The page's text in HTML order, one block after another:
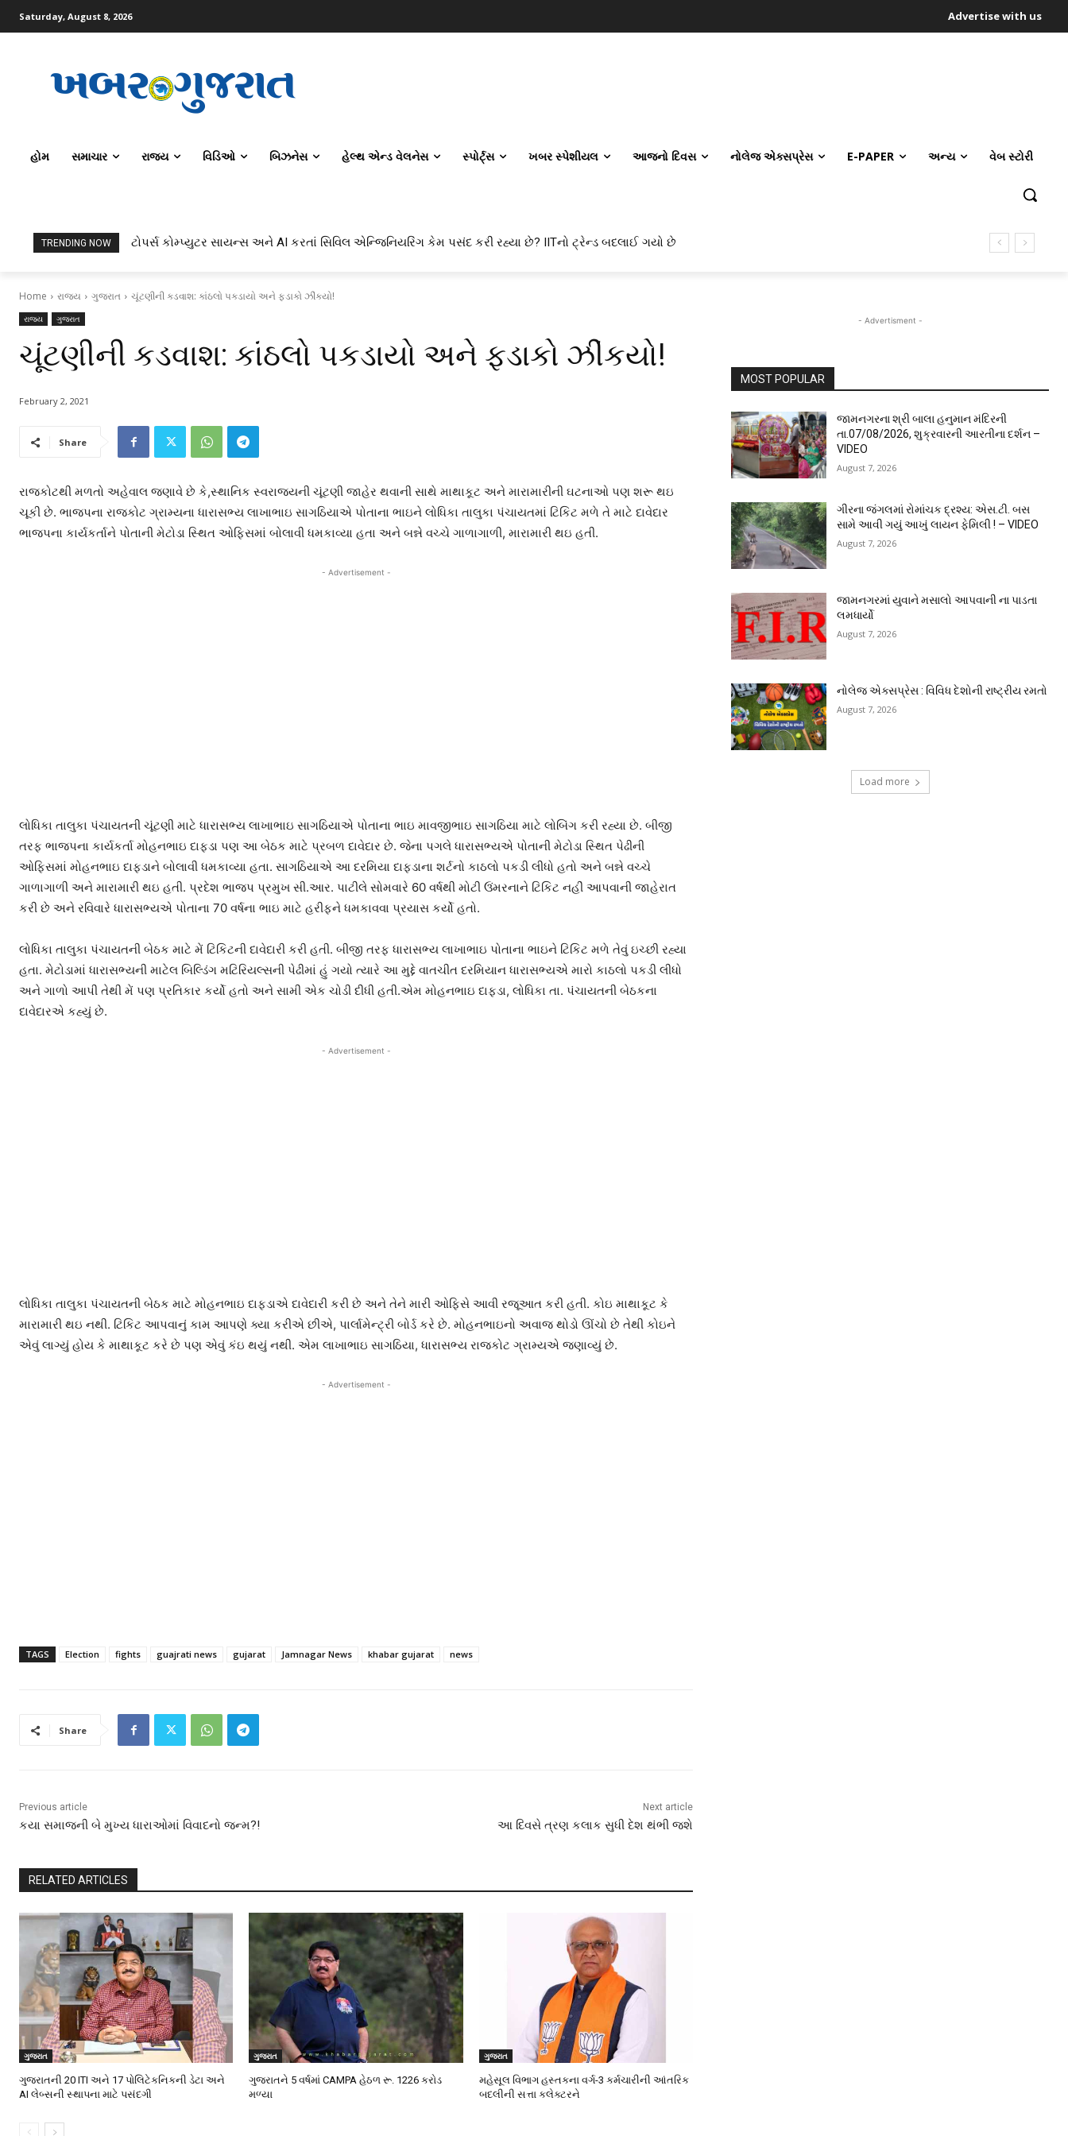
Saturday, August 8, 2026 Advertise with us
હોમ સમાચાર રાજ્ય વિડિઓ બિઝનેસ હેલ્થ એન્ડ વેલનેસ સ્પોર્ટ્સ ખબર સ્પેશીયલ આજનો દિવસ નોલેજ એક્સપ્રેસ E-PAPER અન્ય વેબ સ્ટોરી
TRENDING NOW ટોપર્સ કોમ્પ્યુટર સાયન્સ અને AI કરતાં સિવિલ એન્જિનિયરિંગ કેમ પસંદ કરી રહ્યા છે? IITનો ટ્રેન્ડ બદલાઈ ગયો છે
Home રાજ્ય ગુજરાત ચૂંટણીની કડવાશ: કાંઠલો પકડાયો અને ફડાકો ઝીંકયો!
રાજ્ય ગુજરાત
ચૂંટણીની કડવાશ: કાંઠલો પકડાયો અને ફડાકો ઝીંકયો!
February 2, 2021
Share
રાજકોટથી મળતો અહેવાલ જણાવે છે કે,સ્થાનિક સ્વરાજ્યની ચૂંટણી જાહેર થવાની સાથે માથાકૂટ અને મારામારીની ઘટનાઓ પણ શરૂ થઇ
ચૂકી છે. ભાજપના રાજકોટ ગ્રામ્યના ધારાસભ્ય લાખાભાઇ સાગઠિયાએ પોતાના ભાઇને લોધિકા તાલુકા પંચાયતમાં ટિકિટ મળે તે માટે દાવેદાર
ભાજપના કાર્યકર્તાને પોતાની મેટોડા સ્થિત ઓફિસમાં બોલાવી ધમકાવ્યા હતા અને બન્ને વચ્ચે ગાળાગાળી, મારામારી થઇ હતી.
- Advertisement -
લોધિકા તાલુકા પંચાયતની ચૂંટણી માટે ધારાસભ્ય લાખાભાઇ સાગઠિયાએ પોતાના ભાઇ માવજીભાઇ સાગઠિયા માટે લોબિંગ કરી રહ્યા છે. બીજી
તરફ ભાજપના કાર્યકર્તા મોહનભાઇ દાફડા પણ આ બેઠક માટે પ્રબળ દાવેદાર છે. જેના પગલે ધારાસભ્યએ પોતાની મેટોડા સ્થિત પેઢીની
ઓફિસમાં મોહનભાઇ દાફડાને બોલાવી ધમકાવ્યા હતા. સાગઠિયાએ આ દરમિયા દાફડાના શર્ટનો કાઠલો પકડી લીધો હતો અને બન્ને વચ્ચે
ગાળાગાળી અને મારામારી થઇ હતી. પ્રદેશ ભાજપ પ્રમુખ સી.આર. પાટીલે સોમવારે 60 વર્ષથી મોટી ઉંમરનાને ટિકિટ નહીં આપવાની જાહેરાત
કરી છે અને રવિવારે ધારાસભ્યએ પોતાના 70 વર્ષના ભાઇ માટે હરીફને ધમકાવવા પ્રયાસ કર્યો હતો.
લોધિકા તાલુકા પંચાયતની બેઠક માટે મેં ટિકિટની દાવેદારી કરી હતી. બીજી તરફ ધારાસભ્ય લાખાભાઇ પોતાના ભાઇને ટિકિટ મળે તેવું ઇચ્છી રહ્યા
હતા. મેટોડામાં ધારાસભ્યની માટેલ બિલ્ડિંગ મટિરિયલ્સની પેઢીમાં હું ગયો ત્યારે આ મુદ્દે વાતચીત દરમિયાન ધારાસભ્યએ મારો કાઠલો પકડી લીધો
અને ગાળો આપી તેથી મેં પણ પ્રતિકાર કર્યો હતો અને સામી એક ચોડી દીધી હતી.એમ મોહનભાઇ દાફડા, લોધિકા તા. પંચાયતની બેઠકના
દાવેદારએ કહ્યું છે.
- Advertisement -
લોધિકા તાલુકા પંચાયતની બેઠક માટે મોહનભાઇ દાફડાએ દાવેદારી કરી છે અને તેને મારી ઓફિસે આવી રજૂઆત કરી હતી. કોઇ માથાકૂટ કે
મારામારી થઇ નથી. ટિકિટ આપવાનું કામ આપણે ક્યા કરીએ છીએ, પાર્લામેન્ટ્રી બોર્ડ કરે છે. મોહનભાઇનો અવાજ થોડો ઊંચો છે તેથી કોઇને
એવું લાગ્યું હોય કે માથાકૂટ કરે છે પણ એવું કંઇ થયું નથી. એમ લાખાભાઇ સાગઠિયા, ધારાસભ્ય રાજકોટ ગ્રામ્યએ જણાવ્યું છે.
- Advertisement -
TAGS Election fights guajrati news gujarat Jamnagar News khabar gujarat news
Share
Previous article
કયા સમાજની બે મુખ્ય ધારાઓમાં વિવાદનો જન્મ?!
Next article
આ દિવસે ત્રણ કલાક સુધી દેશ થંભી જશે
RELATED ARTICLES
ગુજરાત
ગુજરાતની 20 ITI અને 17 પોલિટેકનિકની ડેટા અને
AI લેબ્સની સ્થાપના માટે પસંદગી
ગુજરાત
ગુજરાતને 5 વર્ષમાં CAMPA હેઠળ રૂ. 1226 કરોડ
મળ્યા
ગુજરાત
મહેસૂલ વિભાગ હસ્તકના વર્ગ-3 કર્મચારીની આંતરિક
બદલીની સત્તા કલેક્ટરને
- Advertisment -
MOST POPULAR
જામનગરના શ્રી બાલા હનુમાન મંદિરની
તા.07/08/2026, શુક્રવારની આરતીના દર્શન –
VIDEO
August 7, 2026
ગીરના જંગલમાં રોમાંચક દ્રશ્ય: એસ.ટી. બસ
સામે આવી ગયું આખું લાયન ફેમિલી ! – VIDEO
August 7, 2026
જામનગરમાં યુવાને મસાલો આપવાની ના પાડતા
લમધાર્યો
August 7, 2026
નોલેજ એક્સપ્રેસ : વિવિધ દેશોની રાષ્ટ્રીય રમતો
August 7, 2026
Load more